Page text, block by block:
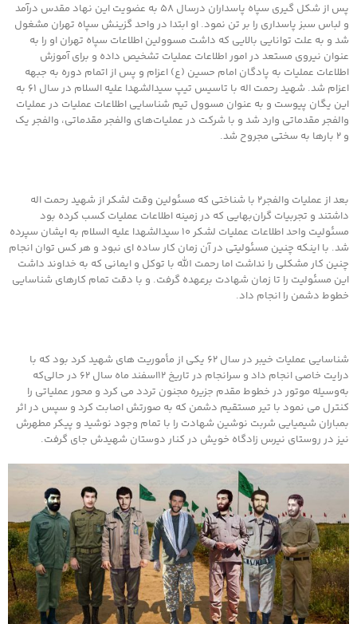
پس از شکل گیری سپاه پاسداران درسال ۵۸ به عضویت این نهاد مقدس درآمد
و لباس سبز پاسداری را بر تن نمود. او ابتدا در واحد گزینش سپاه تهران مشغول
شد و به علت توانایی بالایی که داشت مسوولین اطلاعات سپاه تهران او را به
عنوان نیروی مستعد در امور اطلاعات عملیات تشخیص داده و برای آموزش
اطلاعات عملیات به پادگان امام حسین (ع) اعزام و پس از اتمام دوره به جبهه
اعزام شد. شهید رحمت اله با تاسیس تیپ سیدالشهدا علیه السلام در سال ۶۱ به
این یگان پیوست و به عنوان مسوول تیم شناسایی اطلاعات عملیات در عملیات
والفجر مقدماتی وارد شد و با شرکت در عملیات‌های والفجر مقدماتی، والفجر یک
و ۲ بارها به سختی مجروح شد.
بعد از عملیات والفجر۲ با شناختی که مسئولین وقت لشکر از شهید رحمت اله
داشتند و تجربیات گران‌بهایی که در زمینه اطلاعات عملیات کسب کرده بود
مسئولیت واحد اطلاعات عملیات لشکر ۱۰ سیدالشهدا علیه السلام به ایشان سپرده
شد. با اینکه چنین مسئولیتی در آن زمان کار ساده ای نبود و هر کس توان انجام
چنین کار مشکلی را نداشت اما رحمت الله با توکل و ایمانی که به خداوند داشت
این مسئولیت را تا زمان شهادت برعهده گرفت. و با دقت تمام کارهای شناسایی
خطوط دشمن را انجام داد.
شناسایی عملیات خیبر در سال ۶۲ یکی از مأموریت های شهید کرد بود که با
درایت خاصی انجام داد و سرانجام در تاریخ ۱۲اسفند ماه سال ۶۲ در حالی‌که
به‌وسیله موتور در خطوط مقدم جزیره مجنون تردد می کرد و محور عملیاتی را
کنترل می نمود با تیر مستقیم دشمن که به صورتش اصابت کرد و سپس در اثر
بمباران شیمیایی شربت نوشین شهادت را با تمام وجود نوشید و پیکر مطهرش
نیز در روستای نیرس زادگاه خویش در کنار دوستان شهیدش جای گرفت.